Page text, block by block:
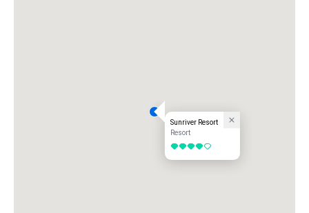
Sunriver Resort
Resort
4 van 5